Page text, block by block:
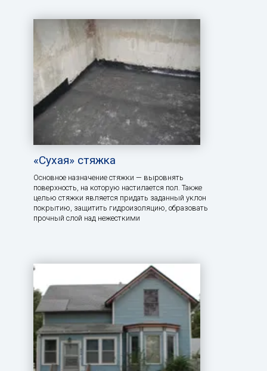
«Сухая» стяжка
Основное назначение стяжки — выровнять
поверхность, на которую настилается пол. Также
целью стяжки является придать заданный уклон
покрытию, защитить гидроизоляцию, образовать
прочный слой над нежесткими